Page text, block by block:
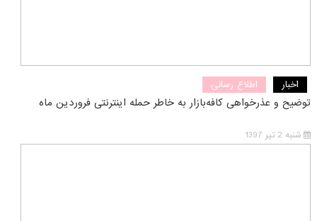
اخبار اطلاع رسانی
توضیح و عذرخواهی کافه‌بازار به خاطر حمله اینترنتی فروردین ماه
شنبه 2 تیر 1397